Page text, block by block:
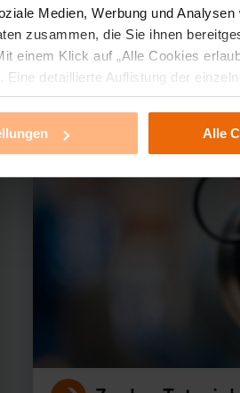
Medien, Werbung und
zusammen, die Sie ihnen
einem Klick auf „Alle Cookies
detaillierte Auflistung der
abrufbar. Sie können
Ihre Browser-EinstellungenAlle